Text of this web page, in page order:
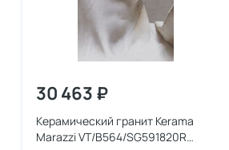
30 463 ₽
Керамический гранит Kerama
Marazzi VT/B564/SG591820R